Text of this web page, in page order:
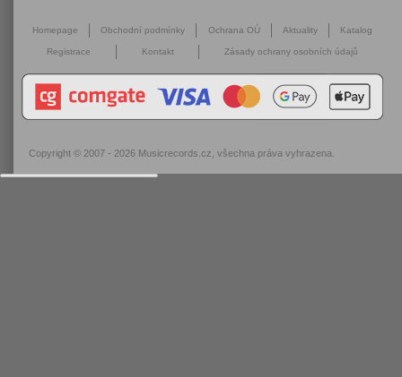
Homepage Obchodní podmínky Ochrana OÚ Aktuality Katalog
Registrace Kontakt Zásady ochrany osobních údajů
Copyright © 2007 - 2026 Musicrecords.cz , všechna práva vyhrazena.